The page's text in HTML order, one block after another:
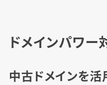
ドメインパワ
中古ドメインを活